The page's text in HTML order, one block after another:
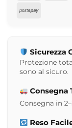
Postepay
Sicurezza
Protezione
sono al sicuro.
Consegna
Consegna in
Reso